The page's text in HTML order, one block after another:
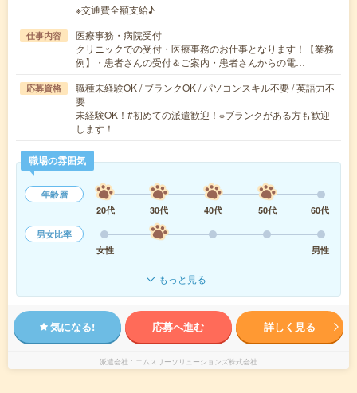
※交通費全額支給♪
仕事内容
医療事務・病院受付
クリニックでの受付・医療事務のお仕事となります！【業務
例】・患者さんの受付＆ご案内・患者さんからの電…
応募資格
職種未経験OK / ブランクOK / パソコンスキル不要 / 英語力不
要
未経験OK！#初めての派遣歓迎！※ブランクがある方も歓迎
します！
職場の雰囲気
年齢層
20代
30代 40代 50代
60代
男女比率
女性
男性
もっと見る
気になる! 応募へ進む 詳しく見る
派遣会社 エムスリーソリューションズ株式会社